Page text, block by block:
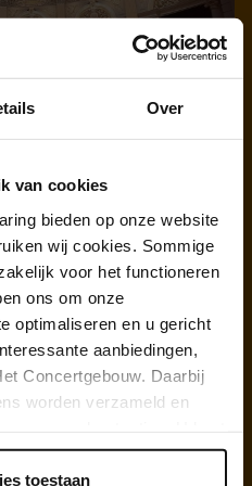
Over
van cookies
bieden op onze website
wij cookies. Sommige
voor het functioneren
ons om onze
optimaliseren en u gericht
aanbiedingen,
Concertgebouw. Daarbij
worden verzameld en
cookies wij mogen
toestaan
en-na-afbeeldingen’ van
het verschil in beleving?
de Kleine Zaal door veel
ervaren. Dat gaan we door een
waarvan je hier een
het podiumlicht van boven –
schaduwen op het gezicht
Op de zuilen in de
kleuraccenten de classicistische